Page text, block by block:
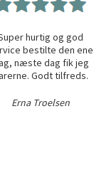
hurtig og god
bestilte den ene
næste dag fik jeg
Godt tilfreds.
Erna Troelsen